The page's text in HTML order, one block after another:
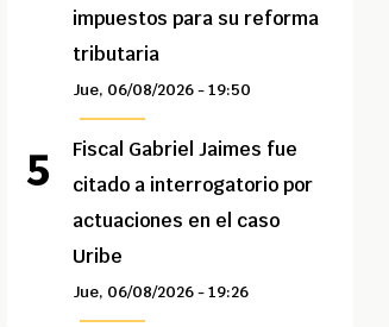
impuestos para su reforma
tributaria
Jue, 06/08/2026 - 19:50
Fiscal Gabriel Jaimes fue
citado a interrogatorio por
actuaciones en el caso
Uribe
Jue, 06/08/2026 - 19:26